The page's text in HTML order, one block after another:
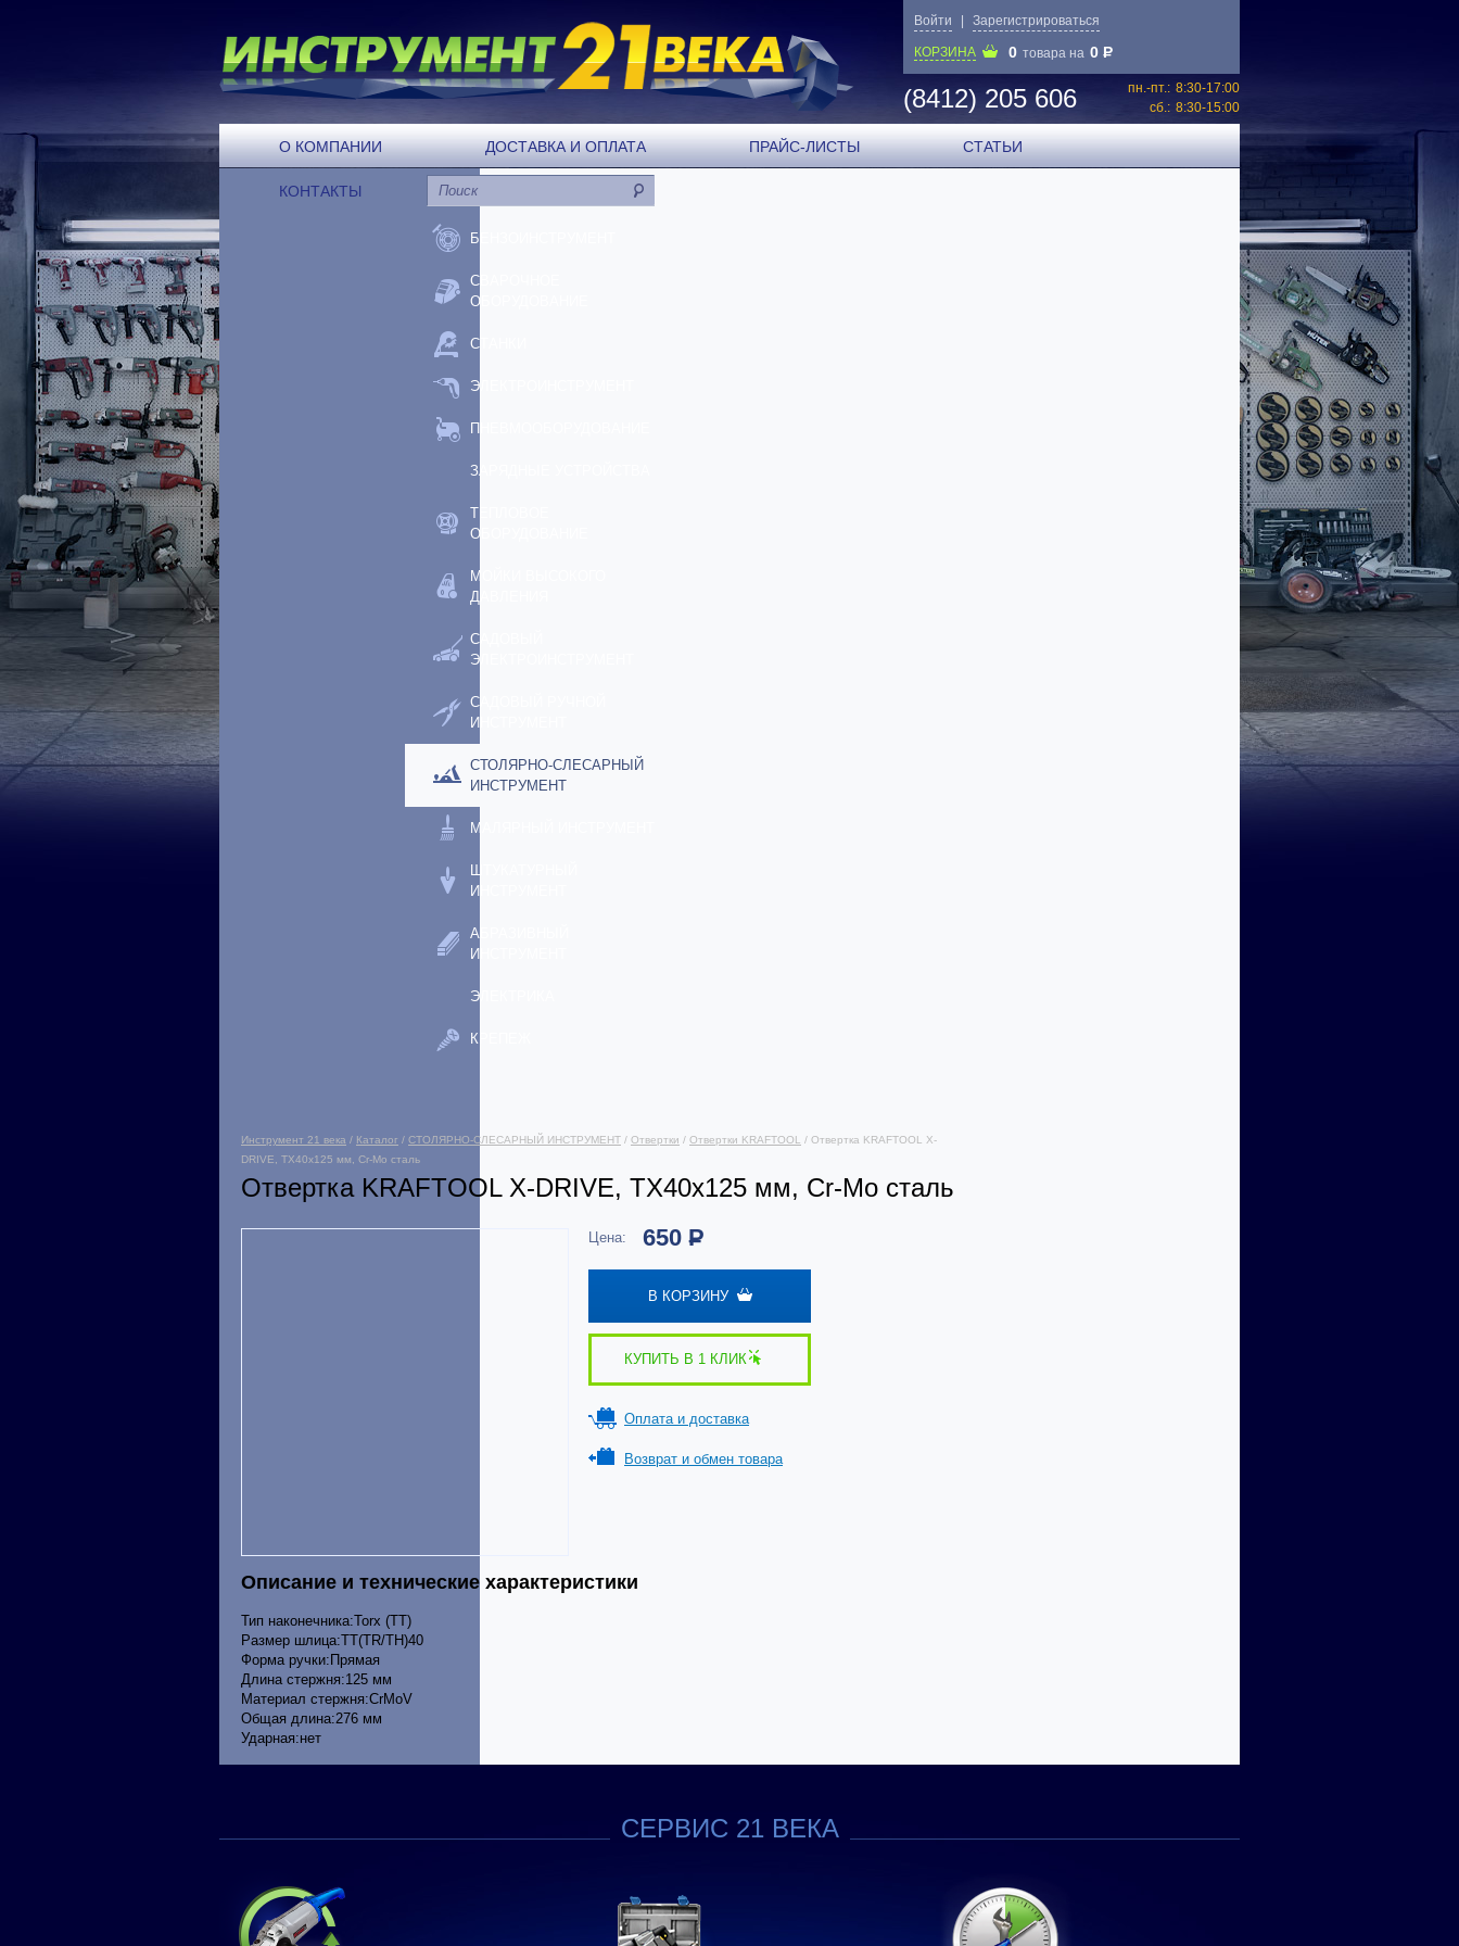
Войти Зарегистрироваться
КОРЗИНА 0 товара на 0 P
(8412) 205 606 пн.-пт.: 8:30-17:00
сб.: 8:30-15:00
О КОМПАНИИ ДОСТАВКА И ОПЛАТА ПРАЙС-ЛИСТЫ СТАТЬИ
КОНТАКТЫ
БЕНЗОИНСТРУМЕНТ
СВАРОЧНОЕ
ОБОРУДОВАНИЕ
СТАНКИ
ЭЛЕКТРОИНСТРУМЕНТ
ПНЕВМООБОРУДОВАНИЕ
ЗАРЯДНЫЕ УСТРОЙСТВА
ТЕПЛОВОЕ
ОБОРУДОВАНИЕ
МОЙКИ ВЫСОКОГО
ДАВЛЕНИЯ
САДОВЫЙ
ЭЛЕКТРОИНСТРУМЕНТ
САДОВЫЙ РУЧНОЙ
ИНСТРУМЕНТ
СТОЛЯРНО-СЛЕСАРНЫЙ
ИНСТРУМЕНТ
МАЛЯРНЫЙ ИНСТРУМЕНТ
ШТУКАТУРНЫЙ
ИНСТРУМЕНТ
АБРАЗИВНЫЙ
ИНСТРУМЕНТ
ЭЛЕКТРИКА
КРЕПЕЖ
Инструмент 21 века / Каталог / СТОЛЯРНО-СЛЕСАРНЫЙ ИНСТРУМЕНТ / Отвертки / Отвертки KRAFTOOL
/ Отвертка KRAFTOOL X-
DRIVE, TX40x125 мм, Cr-Mo сталь
Отвертка KRAFTOOL X-DRIVE, TX40x125 мм, Cr-Mo сталь
Цена: 650 Р
В КОРЗИНУ
КУПИТЬ В 1 КЛИК
Оплата и доставка
Возврат и обмен товара
Описание и технические характеристики
Тип наконечника:Torx (TT)
Размер шлица:ТТ(TR/TH)40
Форма ручки:Прямая
Длина стержня:125 мм
Материал стержня:CrMoV
Общая длина:276 мм
Ударная:нет
СЕРВИС 21 ВЕКА